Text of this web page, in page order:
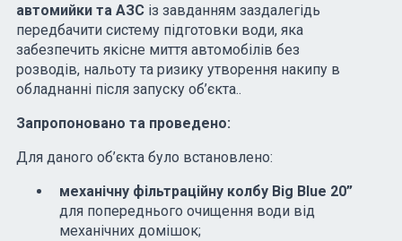
автомийки та АЗС із завданням заздалегідь
передбачити систему підготовки води, яка
забезпечить якісне миття автомобілів без
розводів, нальоту та ризику утворення накипу в
обладнанні після запуску об’єкта..
Запропоновано та проведено:
Для даного об’єкта було встановлено:
механічну фільтраційну колбу Big Blue 20”
для попереднього очищення води від
механічних домішок;